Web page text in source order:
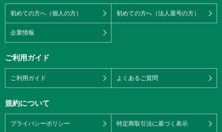
初めての方へ（個人の方） 初めての方へ（法人屋号の方）
企業情報
ご利用ガイド
ご利用ガイド よくあるご質問
規約について
プライバシーポリシー 特定商取引法に基づく表示